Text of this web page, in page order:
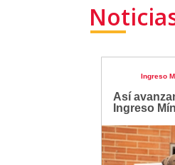
Ingreso
Así
Ingreso